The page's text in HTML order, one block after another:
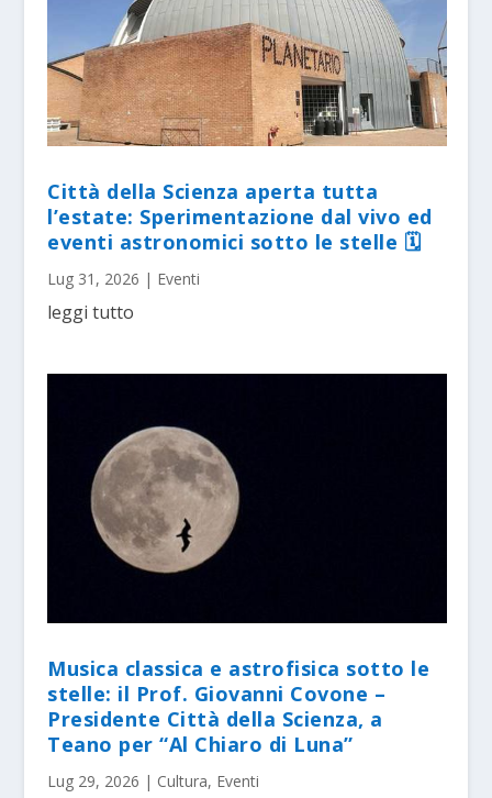
Città della Scienza aperta tutta
l’estate: Sperimentazione dal vivo ed
eventi astronomici sotto le stelle 🗓
Lug 31, 2026 | Eventi
leggi tutto
Musica classica e astrofisica sotto le
stelle: il Prof. Giovanni Covone –
Presidente Città della Scienza, a
Teano per “Al Chiaro di Luna”
Lug 29, 2026 | Cultura, Eventi